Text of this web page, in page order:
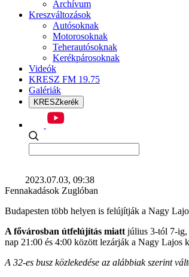
Archívum
Kreszváltozások
Autósoknak
Motorosoknak
Teherautósoknak
Kerékpárosoknak
Videók
KRESZ FM 19.75
Galériák
KRESZkerék
2023.07.03, 09:38
Fennakadások Zuglóban
Budapesten több helyen is felújítják a Nagy
A fővárosban útfelújítás miatt július 3-tól 7-ig,
nap 21:00 és 4:00 között lezárják a Nagy Lajos
A 32-es busz közlekedése az alábbiak szerint